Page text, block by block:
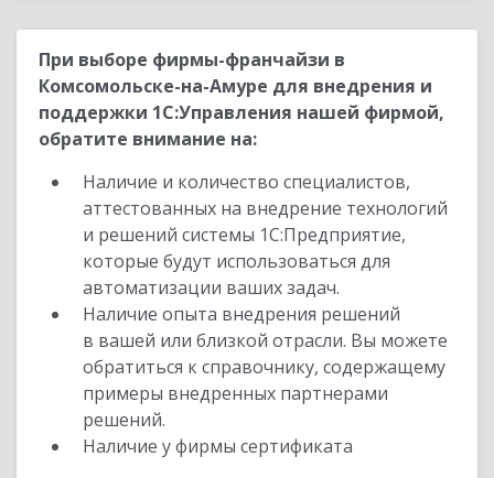
При выборе фирмы-франчайзи в
Комсомольске-на-Амуре для внедрения и
поддержки 1С:Управления нашей фирмой,
обратите внимание на:
Наличие и количество специалистов,
аттестованных на внедрение технологий
и решений системы 1С:Предприятие,
которые будут использоваться для
автоматизации ваших задач.
Наличие опыта внедрения решений
в вашей или близкой отрасли. Вы можете
обратиться к справочнику, содержащему
примеры внедренных партнерами
решений.
Наличие у фирмы сертификата